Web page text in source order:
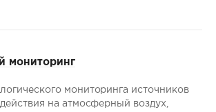
мониторинг
мониторинга источников
на атмосферный воздух,